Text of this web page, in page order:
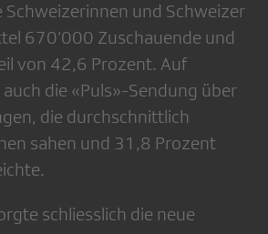
und Schweizer
670’000 Zuschauende und
von 42,6 Prozent. Auf
die «Puls»-Sendung über
die durchschnittlich
sahen und 31,8 Prozent
schliesslich die neue